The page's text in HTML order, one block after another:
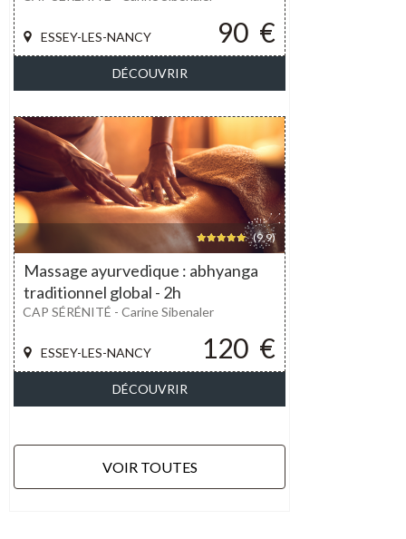
90 €
ESSEY-LES-NANCY
DÉCOUVRIR
(9,9)
Massage ayurvedique : abhyanga
traditionnel global - 2h
120 €
ESSEY-LES-NANCY
CAP SÉRÉNITÉ - Carine Sibenaler
DÉCOUVRIR
VOIR TOUTES